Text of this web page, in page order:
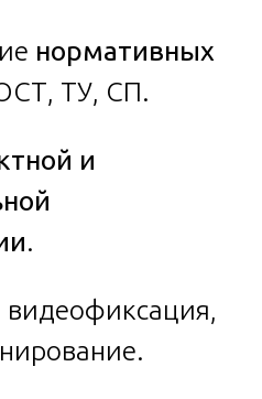
нормативных
ТУ, СП.
и
.